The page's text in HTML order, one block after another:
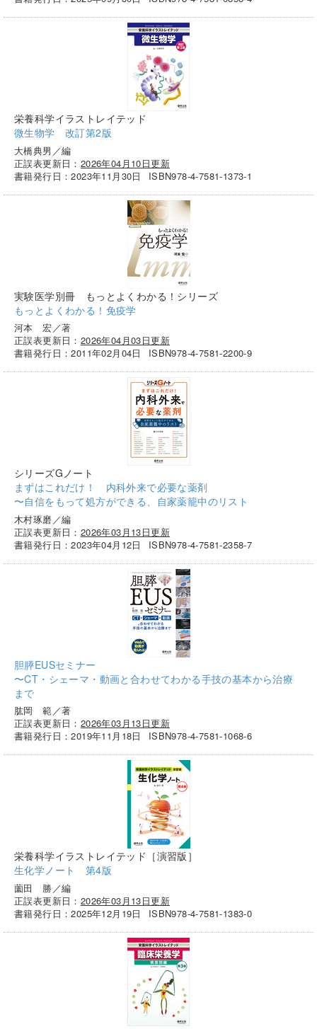
栄養科学イラストレイテッド
微生物学 改訂第2版
大橋典男／編
正誤表更新日： 2026年04月10日更新
書籍発行日：2023年11月30日
ISBN978-4-7581-1373-1
実験医学別冊 もっとよくわかる！シリーズ
もっとよくわかる！免疫学
河本 宏／著
正誤表更新日： 2026年04月03日更新
書籍発行日：2011年02月04日
ISBN978-4-7581-2200-9
シリーズGノート
まずはこれだけ！ 内科外来で必要な薬剤
〜自信をもって処方ができる、自家薬籠中のリスト
木村琢磨／編
正誤表更新日： 2026年03月13日更新
書籍発行日：2023年04月12日
ISBN978-4-7581-2358-7
胆膵EUSセミナー
〜CT・シェーマ・動画と合わせてわかる手技の基本から治療
まで
肱岡 範／著
正誤表更新日： 2026年03月13日更新
書籍発行日：2019年11月18日
ISBN978-4-7581-1068-6
栄養科学イラストレイテッド［演習版］
生化学ノート 第4版
薗田 勝／編
正誤表更新日： 2026年03月13日更新
書籍発行日：2025年12月19日
ISBN978-4-7581-1383-0